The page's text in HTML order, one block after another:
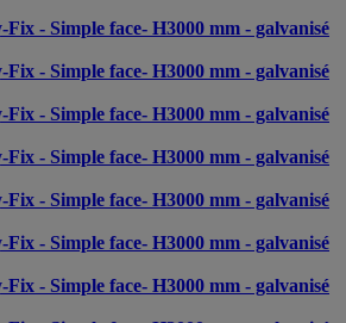
Fix - Simple face- H3000 mm - galvanisé
Fix - Simple face- H3000 mm - galvanisé
Fix - Simple face- H3000 mm - galvanisé
Fix - Simple face- H3000 mm - galvanisé
Fix - Simple face- H3000 mm - galvanisé
Fix - Simple face- H3000 mm - galvanisé
Fix - Simple face- H3000 mm - galvanisé